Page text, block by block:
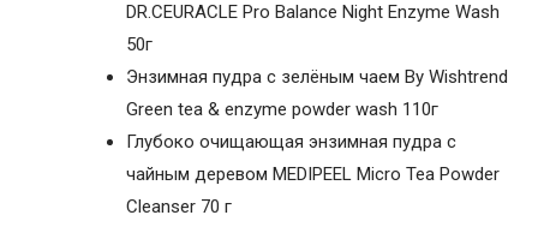
DR.CEURACLE Pro Balance Night Enzyme Wash
50г
Энзимная пудра с зелёным чаем By Wishtrend
Green tea & enzyme powder wash 110г
Глубоко очищающая энзимная пудра с
чайным деревом MEDIPEEL Micro Tea Powder
Cleanser 70 г